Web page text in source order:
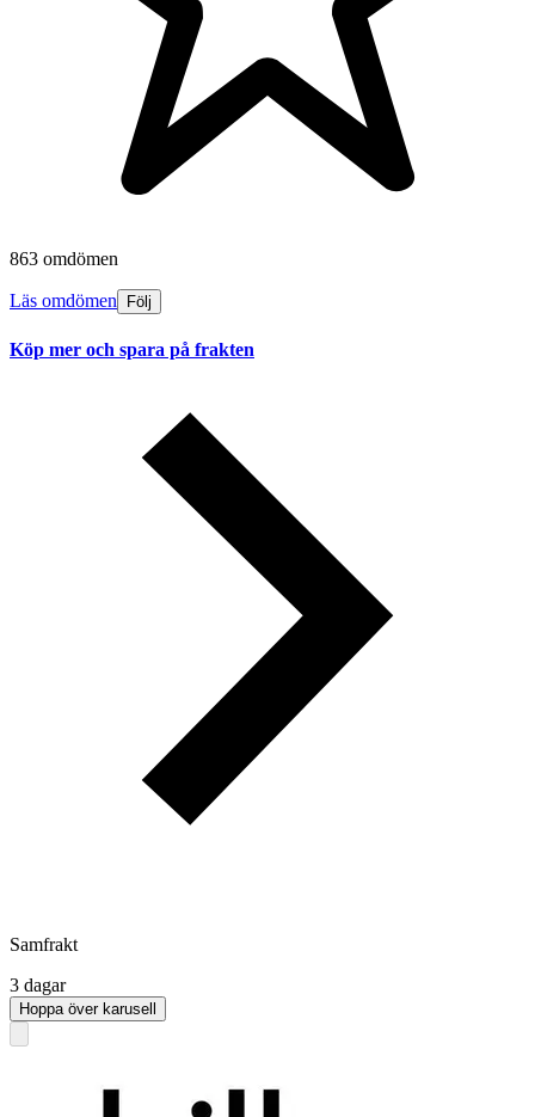
863 omdömen
Läs omdömen Följ
Köp mer och spara på frakten
Samfrakt
3 dagar
Hoppa över karusell